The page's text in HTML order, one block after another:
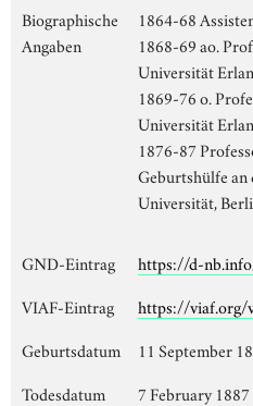
Biographische
Angaben
1864-68
1868-69 ao.
Universität
1869-76 o.
Universität
1876-87
Geburtshülfe
Universität,
GND-Eintrag
https://d-
VIAF-Eintrag
https://viaf.org/
Geburtsdatum
11 September
Todesdatum
7 February 1887